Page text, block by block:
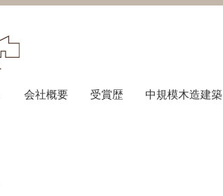
会社概要 受賞歴 中規模木造建築